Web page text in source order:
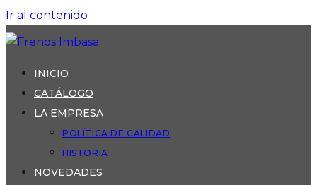
Ir al contenido
INICIO
CATÁLOGO
LA EMPRESA
POLÍTICA DE CALIDAD
HISTORIA
NOVEDADES